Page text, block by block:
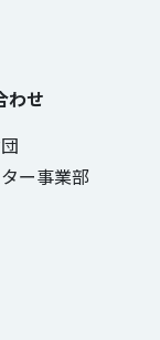
わせ
ー事業部